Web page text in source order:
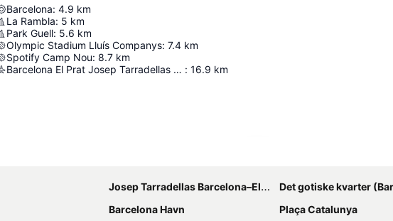
Barcelona: 4.9 km
La Rambla: 5 km
Park Guell: 5.6 km
Olympic Stadium Lluís Companys: 7.4 km
Spotify Camp Nou: 8.7 km
Barcelona El Prat Josep Tarradellas Airport : 16.9 km
Josep Tarradellas Barcelona–El Prat Airport
Det gotiske kvarter
Barcelona Havn
Plaça Catalunya